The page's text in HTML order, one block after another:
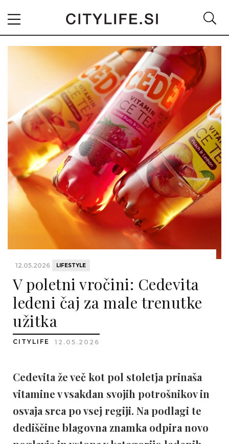
12.05.2026 LIFESTYLE
V poletni vročini: Cedevita
ledeni čaj za male trenutke
užitka
CITYLIFE 12.05.2026
Cedevita že več kot pol stoletja prinaša
vitamine v vsakdan svojih potrošnikov in
osvaja srca po vsej regiji. Na podlagi te
dediščine blagovna znamka odpira novo